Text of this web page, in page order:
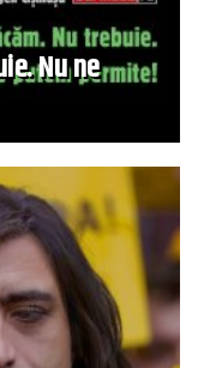
Nu ne